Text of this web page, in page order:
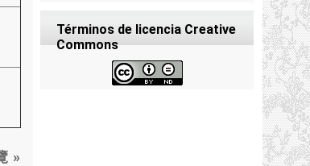
»
Términos de licencia Creative
Commons